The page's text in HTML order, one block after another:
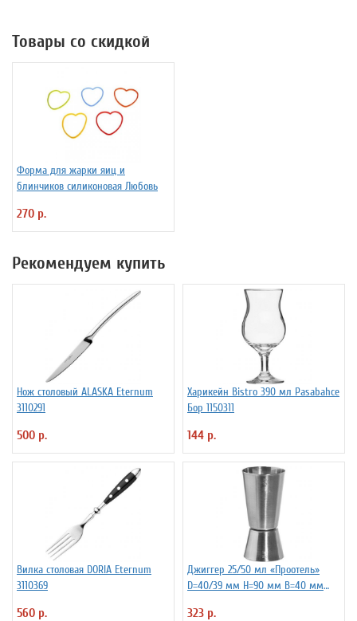
Товары со скидкой
Форма для жарки яиц и
блинчиков силиконовая Любовь
270 р.
Рекомендуем купить
Нож столовый ALASKA Eternum
3110291
500 р.
Харикейн Bistro 390 мл Pasabahce
Бор 1150311
144 р.
Вилка столовая DORIA Eternum
3110369
560 р.
Джиггер 25/50 мл «Проотель»
D=40/39 мм H=90 мм B=40 мм
323 р.